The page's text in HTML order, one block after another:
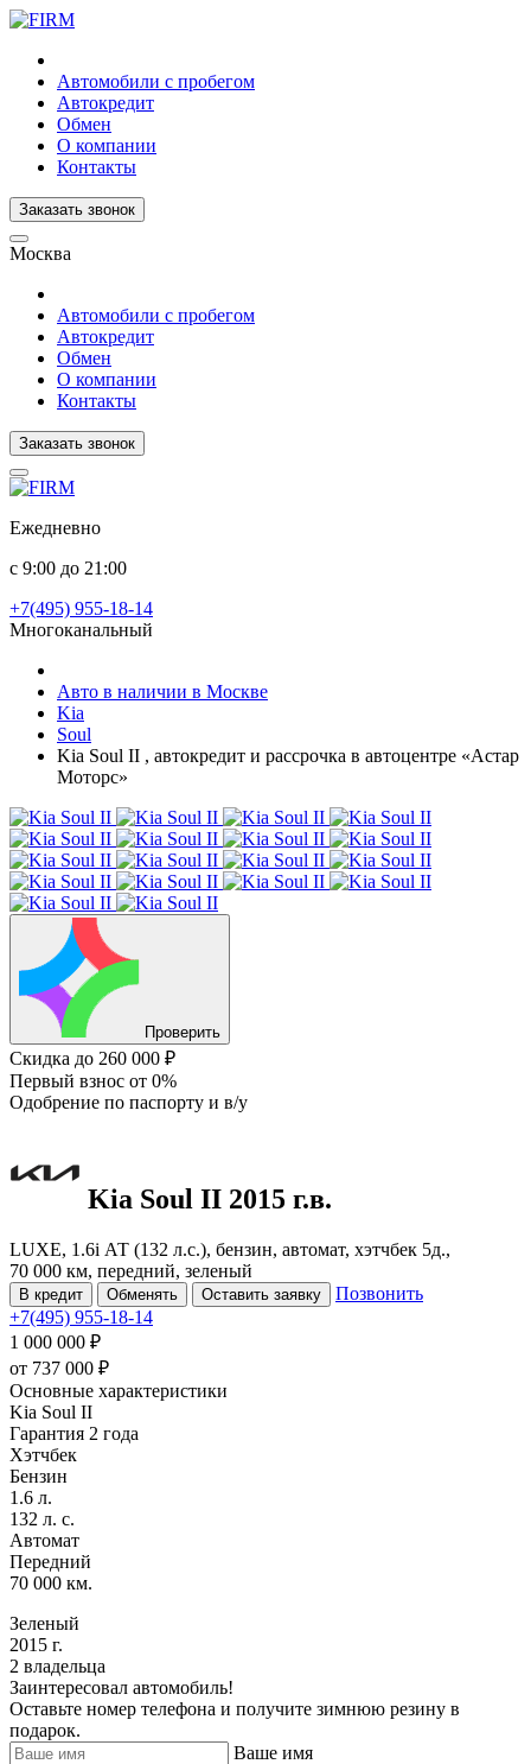
Автомобили с пробегом
Автокредит
Обмен
О компании
Контакты
Заказать звонок
Москва
Автомобили с пробегом
Автокредит
Обмен
О компании
Контакты
Заказать звонок
Ежедневно
с 9:00 до 21:00
+7(495) 955-18-14
Многоканальный
Авто в наличии в Москве
Kia
Soul
Kia Soul II , автокредит и рассрочка в автоцентре «Астар
Моторс»
Проверить
Скидка до 260 000 ₽
Первый взнос от 0%
Одобрение по паспорту и в/у
Kia Soul II 2015 г.в.
LUXE, 1.6i АТ (132 л.с.), бензин, автомат, хэтчбек 5д.,
70 000 км, передний, зеленый
В кредит Обменять Оставить заявку
Позвонить
+7(495) 955-18-14
1 000 000 ₽
от 737 000 ₽
Основные характеристики
Kia Soul II
Гарантия 2 года
Хэтчбек
Бензин
1.6 л.
132 л. с.
Автомат
Передний
70 000 км.
Зеленый
2015 г.
2 владельца
Заинтересовал автомобиль!
Оставьте номер телефона и получите зимнюю резину в
подарок.
Ваше имя